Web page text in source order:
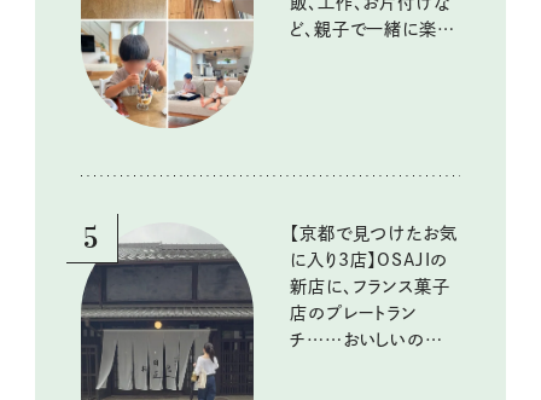
ど、親子で一緒に楽し
5
【京都で見つけたお気
に入り3店】OSAJIの
新店に、フランス菓子
店のプレートラン
チ……おいしいのんび